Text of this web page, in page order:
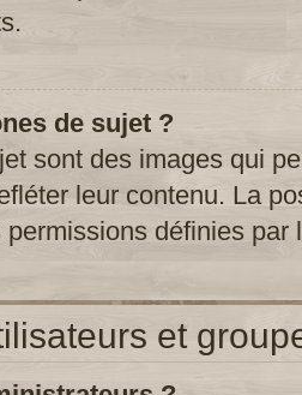
de sujet ?
sont des images qui
leur contenu. La
définies par
et